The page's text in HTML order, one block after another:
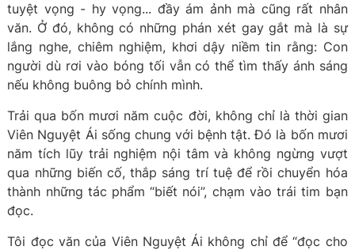
tuyệt vọng - hy vọng... đầy ám ảnh mà cũng rất nhân
văn. Ở đó, không có những phán xét gay gắt mà là sự
lắng nghe, chiêm nghiệm, khơi dậy niềm tin rằng: Con
người dù rơi vào bóng tối vẫn có thể tìm thấy ánh sáng
nếu không buông bỏ chính mình.
Trải qua bốn mươi năm cuộc đời, không chỉ là thời gian
Viên Nguyệt Ái sống chung với bệnh tật. Đó là bốn mươi
năm tích lũy trải nghiệm nội tâm và không ngừng vượt
qua những biến cố, thắp sáng trí tuệ để rồi chuyển hóa
thành những tác phẩm “biết nói”, chạm vào trái tim bạn
đọc.
Tôi đọc văn của Viên Nguyệt Ái không chỉ để “đọc cho